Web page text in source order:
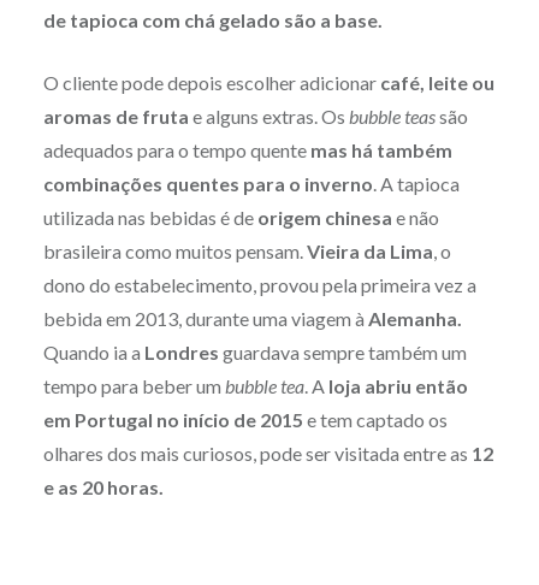
de tapioca com chá gelado são a base.
O cliente pode depois escolher adicionar café, leite ou
aromas de fruta e alguns extras. Os bubble teassão
adequados para o tempo quente mas há também
combinações quentes para o inverno. A tapioca
utilizada nas bebidas é de origem chinesa e não
brasileira como muitos pensam.Vieira da Lima, o
dono do estabelecimento, provou pela primeira vez a
bebida em 2013, durante uma viagem à Alemanha.
Quando ia a Londres guardava sempre também um
tempo para beber um bubble tea. Aloja abriu então
em Portugal no início de 2015 e tem captado os
olhares dos mais curiosos, pode ser visitada entre as 12
e as 20 horas.